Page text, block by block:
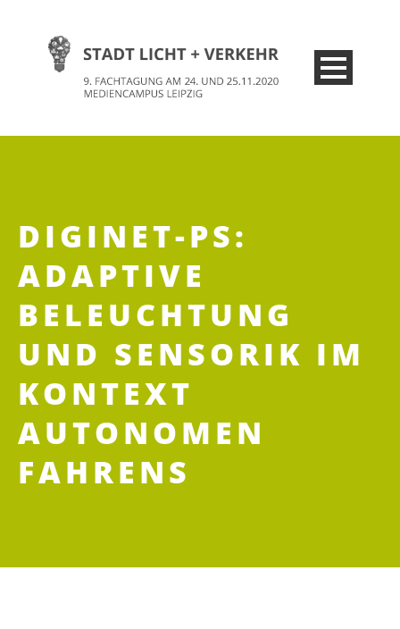
DIGINET-PS:
ADAPTIVE
BELEUCHTUNG
UND SENSORIK IM
KONTEXT
AUTONOMEN
FAHRENS